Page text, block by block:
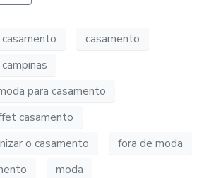
casamento
para casamento
casamento
o casamento
fora de moda
moda